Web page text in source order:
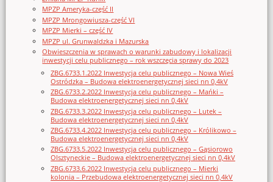
MPZP Ameryka-część II
MPZP Mrongowiusza-część VI
MPZP Mierki – część IV
MPZP ul. Grunwaldzka i Mazurska
Obwieszczenia w sprawach o warunki zabudowy i lokalizacji
inwestycji celu publicznego – rok wszczęcia sprawy do 2023
ZBG.6733.1.2022 Inwestycja celu publicznego – Nowa Wieś
Ostródzka – Budowa elektroenergetycznej sieci nn 0,4kV
ZBG.6733.2.2022 Inwestycja celu publicznego – Mańki –
Budowa elektroenergetycznej sieci nn 0,4kV
ZBG.6733.3.2022 Inwestycja celu publicznego – Lutek –
Budowa elektroenergetycznej sieci nn 0,4kV
ZBG.6733.4.2022 Inwestycja celu publicznego – Królikowo –
Budowa elektroenergetycznej sieci nn 0,4kV
ZBG.6733.5.2022 Inwestycja celu publicznego – Gąsiorowo
Olsztyneckie – Budowa elektroenergetycznej sieci nn 0,4kV
ZBG.6733.6.2022 Inwestycja celu publicznego – Mierki
kolonia – Przebudowa elektroenergetycznej sieci nn 0,4kV